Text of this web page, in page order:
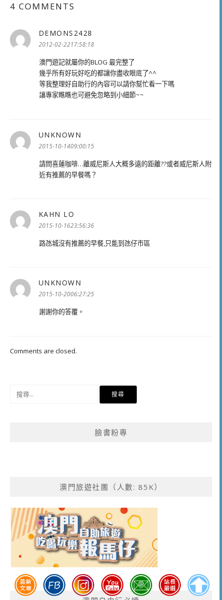
4 COMMENTS
DEMONS2428
示:
2012-02-2217:58:18
澳門遊記就屬你的BLOG 最完整了
幾乎所有好玩好吃的都讓你盡收眼底了^^
等我整理好自助行的內容可以請你幫忙看一下嗎
讓專家瞧瞧也可避免忽略到小細節~~
UNKNOWN
示:
2015-10-1409:00:15
請問喜蓮咖啡…離威尼斯人大概多遠的距離??或者威尼斯人附
近有推薦的早餐嗎？
KAHN LO
示:
2015-10-1623:56:36
路氹城沒有推薦的早餐,只能到氹仔市區
UNKNOWN
示:
2015-10-2006:27:25
謝謝你的答覆。
Comments are closed.
臉書粉專
澳門旅遊社團（人數: 85K）